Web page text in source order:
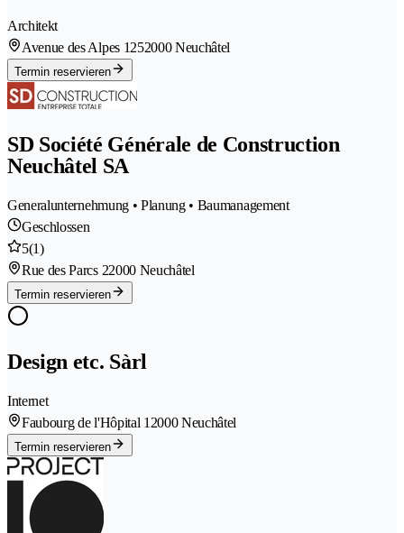
Architekt
Avenue des Alpes 1252000 Neuchâtel
Termin reservieren
SD Société Générale de Construction
Neuchâtel SA
Generalunternehmung • Planung • Baumanagement
Geschlossen
5(1)
Rue des Parcs 22000 Neuchâtel
Termin reservieren
Design etc. Sàrl
Internet
Faubourg de l'Hôpital 1 2000 Neuchâtel
Termin reservieren